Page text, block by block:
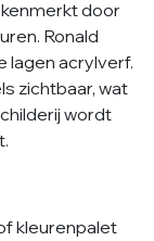
door
Ronald
lagen acrylverf.
zichtbaar, wat
wordt
kleurenpalet